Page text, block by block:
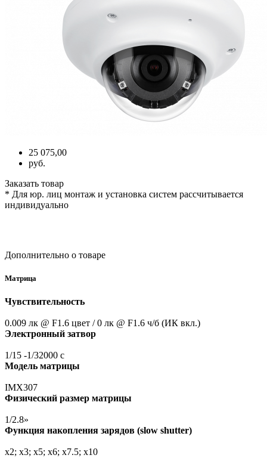
25 075,00
руб.
Заказать товар
* Для юр. лиц монтаж и установка систем рассчитывается
индивидуально
Дополнительно о товаре
Матрица
Чувствительность
0.009 лк @ F1.6 цвет / 0 лк @ F1.6 ч/б (ИК вкл.)
Электронный затвор
1/15 -1/32000 с
Модель матрицы
IMX307
Физический размер матрицы
1/2.8»
Функция накопления зарядов (slow shutter)
x2; x3; x5; x6; x7.5; x10